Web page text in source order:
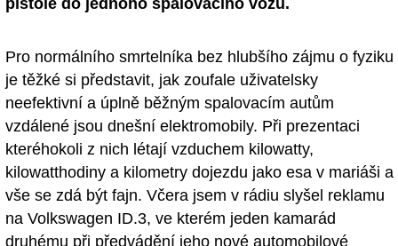
pistole do jednoho spalovacího vozu.
Pro normálního smrtelníka bez hlubšího zájmu o fyziku
je těžké si představit, jak zoufale uživatelsky
neefektivní a úplně běžným spalovacím autům
vzdálené jsou dnešní elektromobily. Při prezentaci
kteréhokoli z nich létají vzduchem kilowatty,
kilowatthodiny a kilometry dojezdu jako esa v mariáši a
vše se zdá být fajn. Včera jsem v rádiu slyšel reklamu
na Volkswagen ID.3, ve kterém jeden kamarád
druhému při předvádění jeho nové automobilové